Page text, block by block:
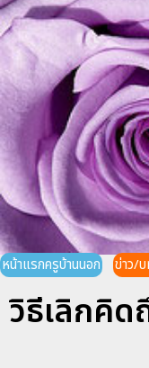
หน้าแรกครูบ้านนอก ข่าว/
วิธีเลิกคิด